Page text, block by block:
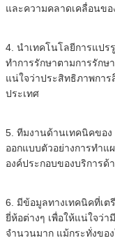
และความคลาดเคลื่อนขอ
4. นำเทคโนโลยีการแปร
ทำการรักษาตามการรักษ
แน่ใจว่าประสิทธิภาพกา
ประเทศ
5. ทีมงานด้านเทคนิคของ
ออกแบบตัวอย่างการทำแ
องค์ประกอบของบริการด้
6. มีข้อมูลทางเทคนิคที่เต
ยี่ห้อต่างๆ เพื่อให้แน่ใจว่
จำนวนมาก แม้กระทั่งขอ